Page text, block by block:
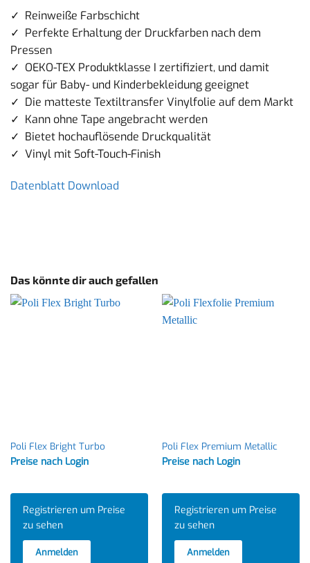
✓ Reinweiße Farbschicht
✓ Perfekte Erhaltung der Druckfarben nach dem
Pressen
✓ OEKO-TEX Produktklasse I zertifiziert, und damit
sogar für Baby- und Kinderbekleidung geeignet
✓ Die matteste Textiltransfer Vinylfolie auf dem Markt
✓ Kann ohne Tape angebracht werden
✓ Bietet hochauflösende Druckqualität
✓ Vinyl mit Soft-Touch-Finish
Datenblatt Download
Das könnte dir auch gefallen
Poli Flex Bright Turbo
Preise nach Login
Registrieren um Preise
zu sehen
Anmelden
Poli Flex Premium Metallic
Preise nach Login
Registrieren um Preise
zu sehen
Anmelden